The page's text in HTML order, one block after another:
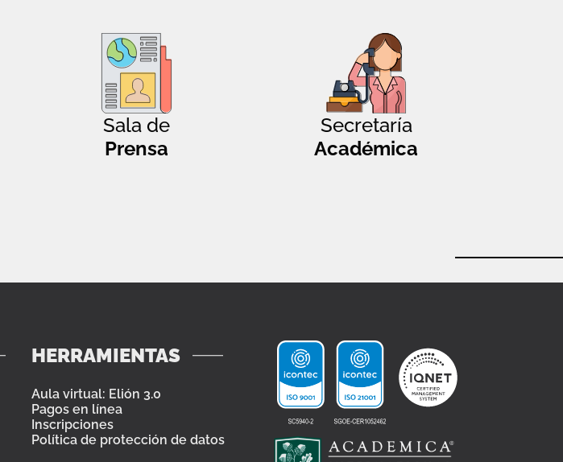
Sala de
Prensa
Secretaría
Académica
HERRAMIENTAS
Aula virtual: Elión 3.0
Pagos en línea
Inscripciones
Política de protección de datos